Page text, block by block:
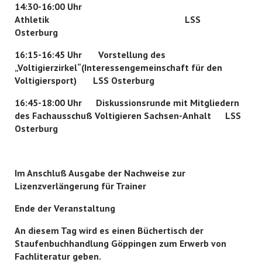
14:30-16:00 Uhr
Athletik LSS
Osterburg
16:15-16:45 Uhr Vorstellung des
„Voltigierzirkel“(Interessengemeinschaft für den
Voltigiersport) LSS Osterburg
16:45-18:00 Uhr Diskussionsrunde mit Mitgliedern
des Fachausschuß Voltigieren Sachsen-Anhalt LSS
Osterburg
Im Anschluß Ausgabe der Nachweise zur
Lizenzverlängerung für Trainer
Ende der Veranstaltung
An diesem Tag wird es einen Büchertisch der
Staufenbuchhandlung Göppingen zum Erwerb von
Fachliteratur geben.